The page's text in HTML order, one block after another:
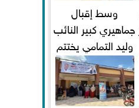
وسط إقبال
جماهيري كبير النائب
وليد التمامي يختتم
أضخم قافلة طبية
مجانية...